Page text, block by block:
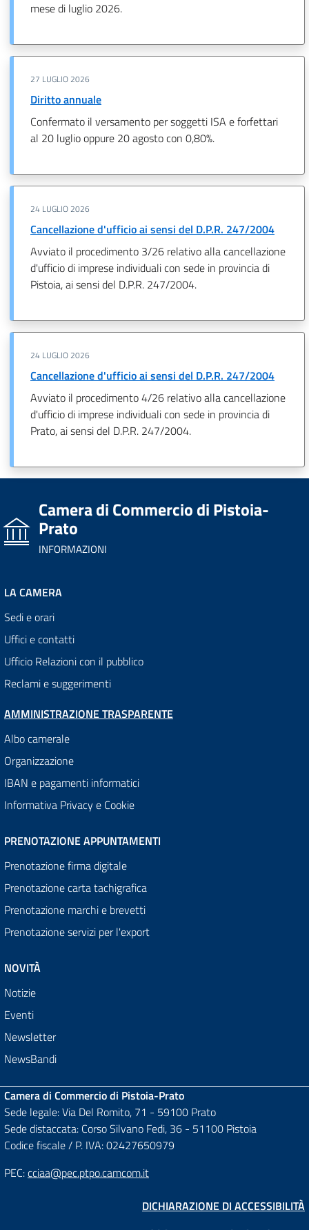
mese di luglio 2026.
27 LUGLIO 2026
Diritto annuale
Confermato il versamento per soggetti ISA e forfettari
al 20 luglio oppure 20 agosto con 0,80%.
24 LUGLIO 2026
Cancellazione d'ufficio ai sensi del D.P.R. 247/2004
Avviato il procedimento 3/26 relativo alla cancellazione
d'ufficio di imprese individuali con sede in provincia di
Pistoia, ai sensi del D.P.R. 247/2004.
24 LUGLIO 2026
Cancellazione d'ufficio ai sensi del D.P.R. 247/2004
Avviato il procedimento 4/26 relativo alla cancellazione
d'ufficio di imprese individuali con sede in provincia di
Prato, ai sensi del D.P.R. 247/2004.
Camera di Commercio di Pistoia-
Prato
INFORMAZIONI
LA CAMERA
Sedi e orari
Uffici e contatti
Ufficio Relazioni con il pubblico
Reclami e suggerimenti
AMMINISTRAZIONE TRASPARENTE
Albo camerale
Organizzazione
IBAN e pagamenti informatici
Informativa Privacy e Cookie
PRENOTAZIONE APPUNTAMENTI
Prenotazione firma digitale
Prenotazione carta tachigrafica
Prenotazione marchi e brevetti
Prenotazione servizi per l'export
NOVITÀ
Notizie
Eventi
Newsletter
NewsBandi
Camera di Commercio di Pistoia-Prato
Sede legale: Via Del Romito, 71 - 59100 Prato
Sede distaccata: Corso Silvano Fedi, 36 - 51100 Pistoia
Codice fiscale / P. IVA: 02427650979
PEC:cciaa@pec.ptpo.camcom.it
DICHIARAZIONE DI ACCESSIBILITÀ